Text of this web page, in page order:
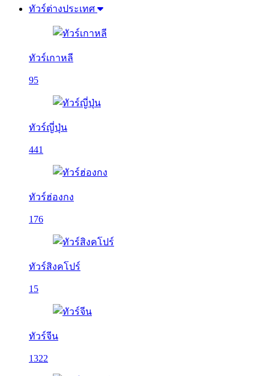
ทัวร์ต่างประเทศ
ทัวร์เกาหลี
95
ทัวร์ญี่ปุ่น
441
ทัวร์ฮ่องกง
176
ทัวร์สิงคโปร์
15
ทัวร์จีน
1322